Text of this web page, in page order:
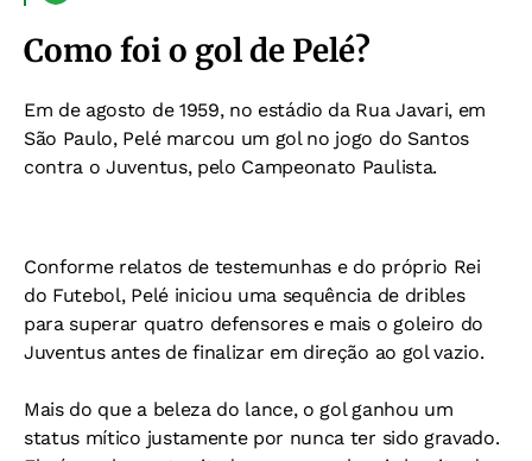
Como foi o gol de Pelé?
Em de agosto de 1959, no estádio da Rua Javari, em
São Paulo, Pelé marcou um gol no jogo do Santos
contra o Juventus, pelo Campeonato Paulista.
Conforme relatos de testemunhas e do próprio Rei
do Futebol, Pelé iniciou uma sequência de dribles
para superar quatro defensores e mais o goleiro do
Juventus antes de finalizar em direção ao gol vazio.
Mais do que a beleza do lance, o gol ganhou um
status mítico justamente por nunca ter sido gravado.